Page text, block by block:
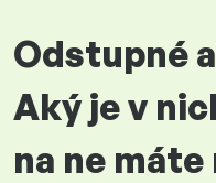
Odstupné
Aký je v
na ne